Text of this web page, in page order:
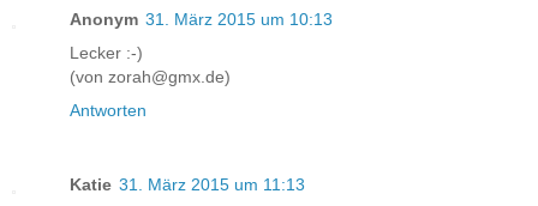
Anonym 31. März 2015 um 10:13
Lecker :-)
(von zorah@gmx.de)
Antworten
Katie 31. März 2015 um 11:13